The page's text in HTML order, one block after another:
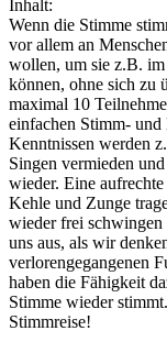
Inhalt:
Wenn die Stimme
vor allem an
wollen, um sie z.B. im
können, ohne sich zu
maximal 10
einfachen Stimm-
Kenntnissen werden
Singen vermieden
wieder. Eine
Kehle und Zunge
wieder frei schwingen
uns aus, als wir
verlorengegangenen
haben die Fähigkeit
Stimme wieder
Stimmreise!